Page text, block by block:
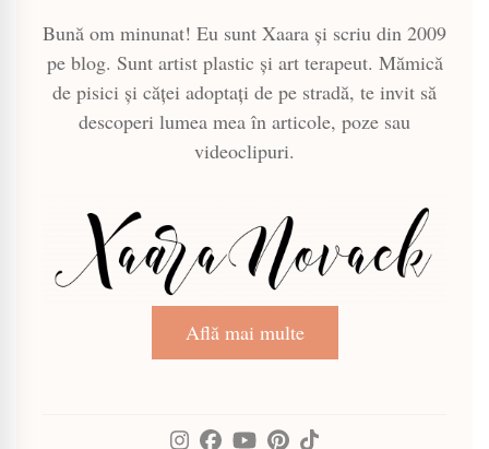
Bună om minunat! Eu sunt Xaara și scriu din 2009
pe blog. Sunt artist plastic și art terapeut. Mămică
de pisici și căței adoptați de pe stradă, te invit să
descoperi lumea mea în articole, poze sau
videoclipuri.
Află mai multe